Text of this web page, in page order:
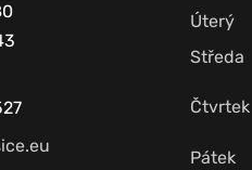
Úterý
Středa
Čtvrtek
Pátek